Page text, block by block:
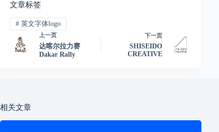
文章标签
#英文字体logo
上一页
达喀尔拉力赛
Dakar Rally
下一页
SHISEIDO
CREATIVE
相关文章